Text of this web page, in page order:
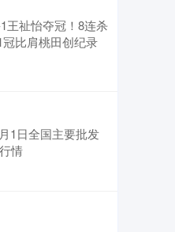
王祉怡夺冠！8连杀
比肩桃田创纪录
1日全国主要批发
情